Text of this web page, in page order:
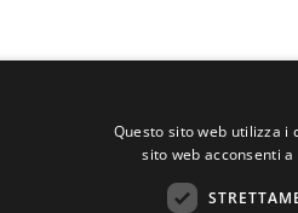
Questo sito web utilizza i
sito web acconsenti